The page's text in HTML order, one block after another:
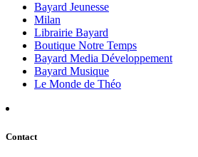
Bayard Jeunesse
Milan
Librairie Bayard
Boutique Notre Temps
Bayard Media Développement
Bayard Musique
Le Monde de Théo
Contact